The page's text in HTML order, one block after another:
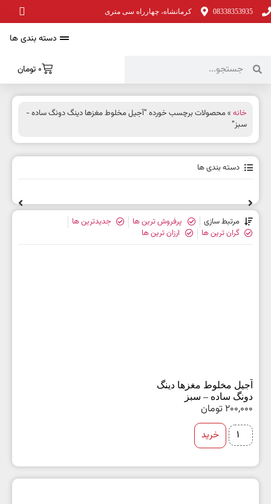
08338353935 کرمانشاه، چهارراه سی متری
دسته بندی ها
0 تومان
خانه » محصولات برچسب خورده “آجیل مخلوط مغزها دینگ دونگ ساده -
سبز”
دسته بندی ها
مرتبط سازی پرفروش ترین ها
جدیدترین ها
گران ترین ها
ارزان ترین ها
آجیل مخلوط مغزها دینگ
دونگ ساده – سبز
200,000 تومان
خرید